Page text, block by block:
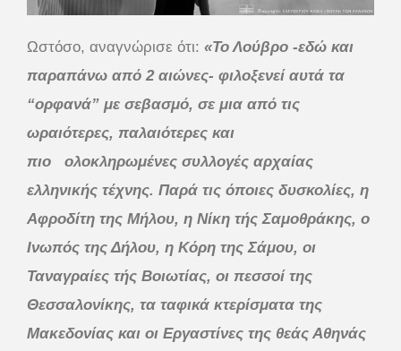
Ωστόσο, αναγνώρισε ότι: «Το Λούβρο -εδώ και
παραπάνω από 2 αιώνες- φιλοξενεί αυτά τα
“ορφανά” με σεβασμό, σε μια από τις
ωραιότερες, παλαιότερες και
πιο ολοκληρωμένες συλλογές αρχαίας
ελληνικής τέχνης. Παρά τις όποιες δυσκολίες, η
Αφροδίτη της Μήλου, η Νίκη τής Σαμοθράκης, ο
Ινωπός της Δήλου, η Κόρη της Σάμου, οι
Ταναγραίες τής Βοιωτίας, οι πεσσοί της
Θεσσαλονίκης, τα ταφικά κτερίσματα της
Μακεδονίας και οι Εργαστίνες της θεάς Αθηνάς